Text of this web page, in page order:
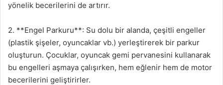
yönelik becerilerini de artırır.
2. **Engel Parkuru**: Su dolu bir alanda, çeşitli engeller
(plastik şişeler, oyuncaklar vb.) yerleştirerek bir parkur
oluşturun. Çocuklar, oyuncak gemi pervanesini kullanarak
bu engelleri aşmaya çalışırken, hem eğlenir hem de motor
becerilerini geliştirirler.